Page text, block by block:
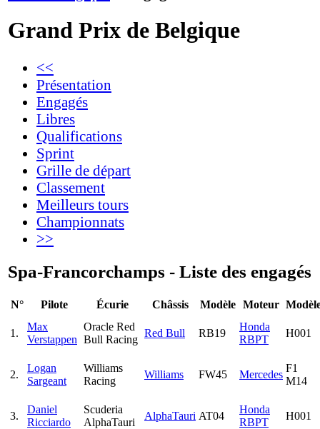
Grand Prix de Belgique
<<
Présentation
Engagés
Libres
Qualifications
Sprint
Grille de départ
Classement
Meilleurs tours
Championnats
>>
Spa-Francorchamps - Liste des engagés
N° Pilote Écurie Châssis Modèle Moteur
1.
Max
Verstappen
Oracle Red
Bull Racing
Red Bull RB19
Honda
RBPT
H001
2.
Logan
Sargeant
Williams
Racing
Williams FW45 Mercedes
F1
M14
3.
Daniel
Ricciardo
Scuderia
AlphaTauri
AlphaTauri AT04
Honda
RBPT
H001